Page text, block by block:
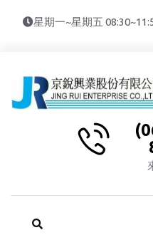
星期一~星期五